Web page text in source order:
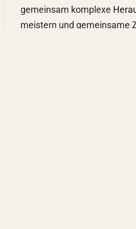
gemeinsam komplexe
meistern und gemeinsame